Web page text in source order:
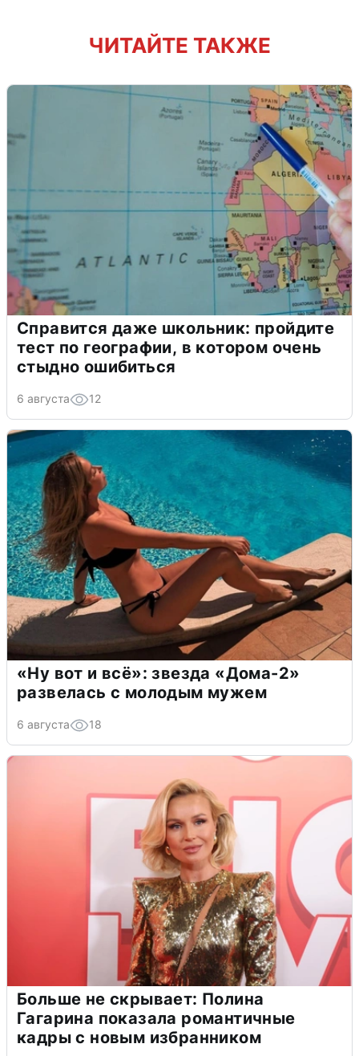
ЧИТАЙТЕ ТАКЖЕ
Справится даже школьник: пройдите
тест по географии, в котором очень
стыдно ошибиться
6 августа 12
«Ну вот и всё»: звезда «Дома-2»
развелась с молодым мужем
6 августа 18
Больше не скрывает: Полина
Гагарина показала романтичные
кадры с новым избранником